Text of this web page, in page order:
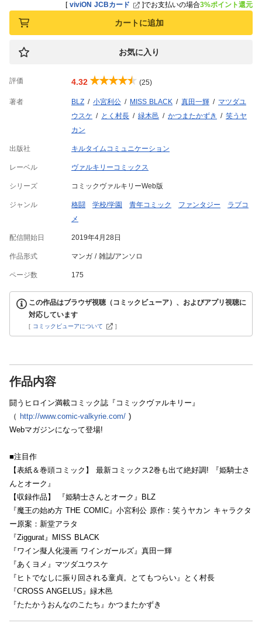
[ viviON JCBカード ]でお支払いの場合3%ポイント還元
カートに追加
お気に入り
評価 4.32 (25)
著者 BLZ 小宮利公 MISS BLACK 真田一輝
マツダユ
ウスケ
とく村長 緑木邑 かつまたかずき
笑うヤ
カン
出版社 キルタイムコミュニケーション
レーベル ヴァルキリーコミックス
シリーズ コミックヴァルキリーWeb版
ジャンル 格闘 学校/学園 青年コミック ファンタジー
ラブコ
メ
配信開始日 2019年4月28日
作品形式 マンガ 雑誌/アンソロ
ページ数 175
この作品はブラウザ視聴（コミックビューア）、およびアプリ視聴に
対応しています
[ コミックビューアについて ]
作品内容
闘うヒロイン満載コミック誌『コミックヴァルキリー』
（ http://www.comic-valkyrie.com/ )
Webマガジンになって登場!
■注目作
【表紙＆巻頭コミック】 最新コミックス2巻も出て絶好調! 『姫騎士さ
んとオーク』
【収録作品】 『姫騎士さんとオーク』BLZ
『魔王の始め方 THE COMIC』小宮利公 原作：笑うヤカン キャラクタ
ー原案：新堂アラタ
『Ziggurat』MISS BLACK
『ワイン擬人化漫画 ワインガールズ』真田一輝
『あくヨメ』マツダユウスケ
『ヒトでなしに振り回される童貞。とてもつらい』とく村長
『CROSS ANGELUS』緑木邑
『たたかうおんなのこたち』かつまたかずき